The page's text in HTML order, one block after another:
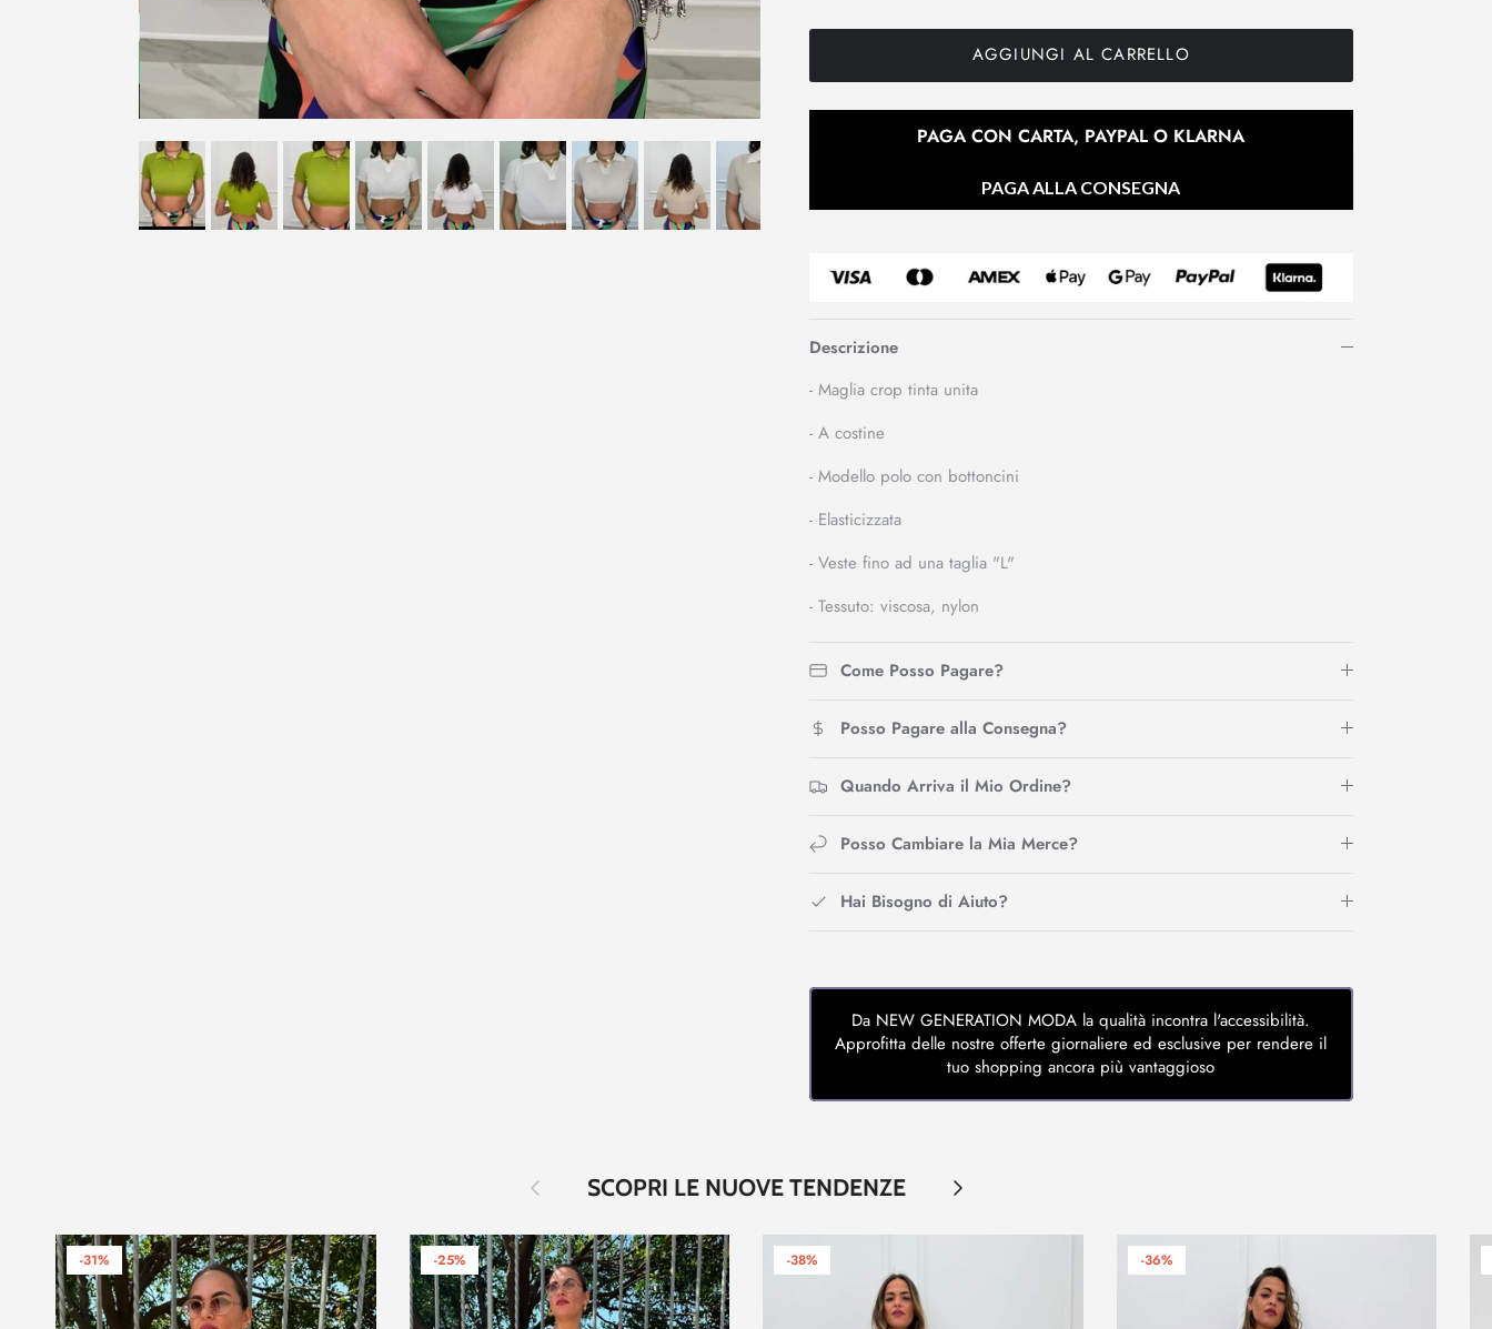
AGGIUNGI AL CARRELLO
PAGA CON CARTA, PAYPAL O KLARNA
PAGA ALLA CONSEGNA
Descrizione
- Maglia crop tinta unita
- A costine
- Modello polo con bottoncini
- Elasticizzata
- Veste fino ad una taglia "L"
- Tessuto: viscosa, nylon
Come Posso Pagare?
Posso Pagare alla Consegna?
Quando Arriva il Mio Ordine?
Posso Cambiare la Mia Merce?
Hai Bisogno di Aiuto?
Da NEW GENERATION MODA la qualità incontra l'accessibilità.
Approfitta delle nostre offerte giornaliere ed esclusive per rendere il
tuo shopping ancora più vantaggioso
Indietro SCOPRI LE NUOVE TENDENZE Avanti
-31% -25% -38% -36%